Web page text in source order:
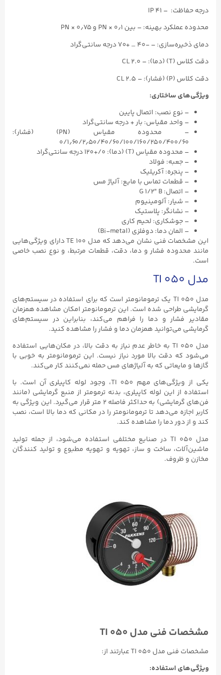
درجه حفاظت: – IP ۴۱
محدوده عملکرد بهینه: – بین ۰٫۱ × PN و ۰٫۷۵ × PN
دمای ذخیره‌سازی: – -۴۰ … +۷۰ درجه سانتی‌گراد
دقت کلاس (T) (دما): – CL ۲.۰
دقت کلاس (P) (فشار): – CL ۲.۵
ویژگی‌های ساختاری:
– نوع نصب: اتصال پایین
– واحد مقیاس: بار + درجه سانتی‌گراد
– محدوده مقیاس (PN) (فشار):
۰/۱٫۶۰/۲٫۵۰/۴۰/۶۰/۱۰۰/۱۶۰/۲۵۰/۴۰۰/۶۰
– محدوده مقیاس (T) (دما): ۰/+۱۲۰ درجه سانتی‌گراد
– جعبه: فولاد
– پنجره: آکریلیک
– قطعات تماس با مایع: آلیاژ مس
– اتصال: G ۱/۲” B
– شیار: آلومینیوم
– نشانگر: پلاستیک
– جوشکاری: لحیم کاری
– المان دما: دوفلزی (Bi-metal)
این مشخصات فنی نشان می‌دهد که مدل TE ۱۰۰ دارای ویژگی‌هایی
مانند محدوده فشار و دما، دقت، قطعات مرتبط، و نوع نصب خاصی
است.
مدل TI ۰۵۰
مدل TI ۰۵۰ یک ترمومانومتر است که برای استفاده در سیستم‌های
گرمایشی طراحی شده است. این ترمومانومتر امکان مشاهده همزمان
مقادیر فشار و دما را فراهم می‌کند، بنابراین در سیستم‌های
گرمایشی می‌توانید همزمان دما و فشار را مشاهده کنید.
مدل TI ۰۵۰ به خاطر عدم نیاز به دقت بالا، در مکان‌هایی استفاده
می‌شود که دقت بالا مورد نیاز نیست. این ترمومانومتر به خوبی با
گازها و مایعاتی که به آلیاژهای مس حمله نمی‌کنند کار می‌کند.
یکی از ویژگی‌های مهم TI ۰۵۰، وجود لوله کاپیلری آن است. با
استفاده از این لوله کاپیلری، بدنه ترمومتر از منبع گرمایشی (مانند
فن‌های گرمایشی) به حداکثر فاصله ۲ متر قرار می‌گیرد. این ویژگی به
کاربر اجازه می‌دهد تا ترمومانومتر را در مکانی که دما بالا است، نصب
کند و از دور دما را مشاهده کند.
مدل TI ۰۵۰ در صنایع مختلفی استفاده می‌شود، از جمله تولید
ماشین‌آلات، ساخت و ساز، تهویه و تهویه مطبوع و تولید کنندگان
مخازن و ظروف.
مشخصات فنی مدل TI ۰۵۰
مشخصات فنی مدل TI ۰۵۰ عبارتند از:
ویژگی‌های استفاده: